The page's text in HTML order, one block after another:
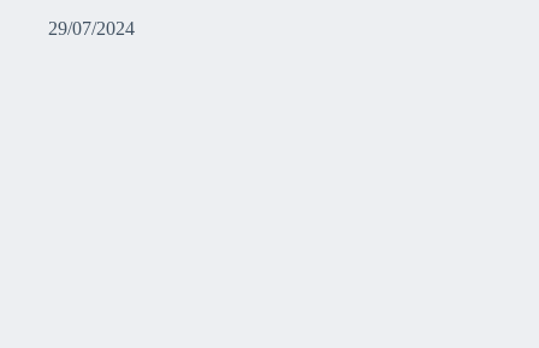
29/07/2024